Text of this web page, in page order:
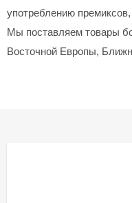
употреблению
Мы поставляем товары
Восточной Европы,